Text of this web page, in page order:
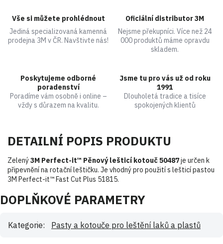
Vše si můžete prohlédnout
Jediná specializovaná kamenná
prodejna 3M v ČR. Navštivte nás!
Oficiální distributor 3M
Nejsme překupníci. Více než 24
000 produktů máme opravdu
skladem.
Poskytujeme odborné
poradenství
Poradíme vám osobně i online –
vždy s důrazem na kvalitu.
Jsme tu pro vás už od roku
1991
Dlouholetá tradice a tisíce
spokojených klientů
DETAILNÍ POPIS PRODUKTU
Zelený3M Perfect-it™ Pěnový lešticí kotouč 50487je určen k
připevnění na rotační leštičku. Je vhodný pro použití s lešticí pastou
3M Perfect-it™ Fast Cut Plus 51815.
DOPLŇKOVÉ PARAMETRY
Kategorie: Pasty a kotouče pro leštění laků a plastů